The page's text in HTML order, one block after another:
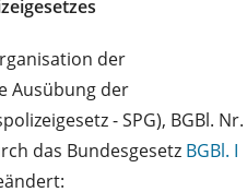
der
Ausübung der
- SPG), BGBl. Nr.
das Bundesgesetz BGBl. I